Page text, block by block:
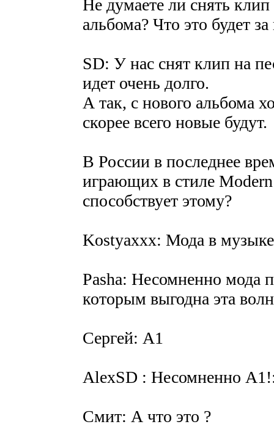
Не думаете ли снять
альбома? Что это будет
SD: У нас снят клип на
идет очень долго.
А так, с нового альбома
скорее всего новые будут.
В России в последнее
играющих в стиле
способствует этому?
Kostyaxxx: Мода в
Pasha: Несомненно мода
которым выгодна эта
Сергей: А1
AlexSD : Несомненно
Смит: А что это ?